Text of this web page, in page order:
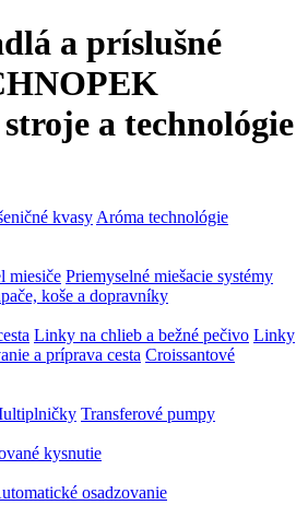
a príslušné
a technológie
kvasy Aróma technológie
miesiče Priemyselné miešacie systémy
koše a dopravníky
Linky na chlieb a bežné pečivo Linky
a príprava cesta Croissantové
Transferové pumpy
kysnutie
osadzovanie